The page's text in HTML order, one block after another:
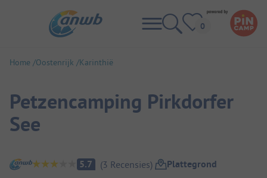
Home Oostenrijk Karinthië
Petzencamping Pirkdorfer
See
Camping overzicht
5.7 (3 Recensies) Plattegrond